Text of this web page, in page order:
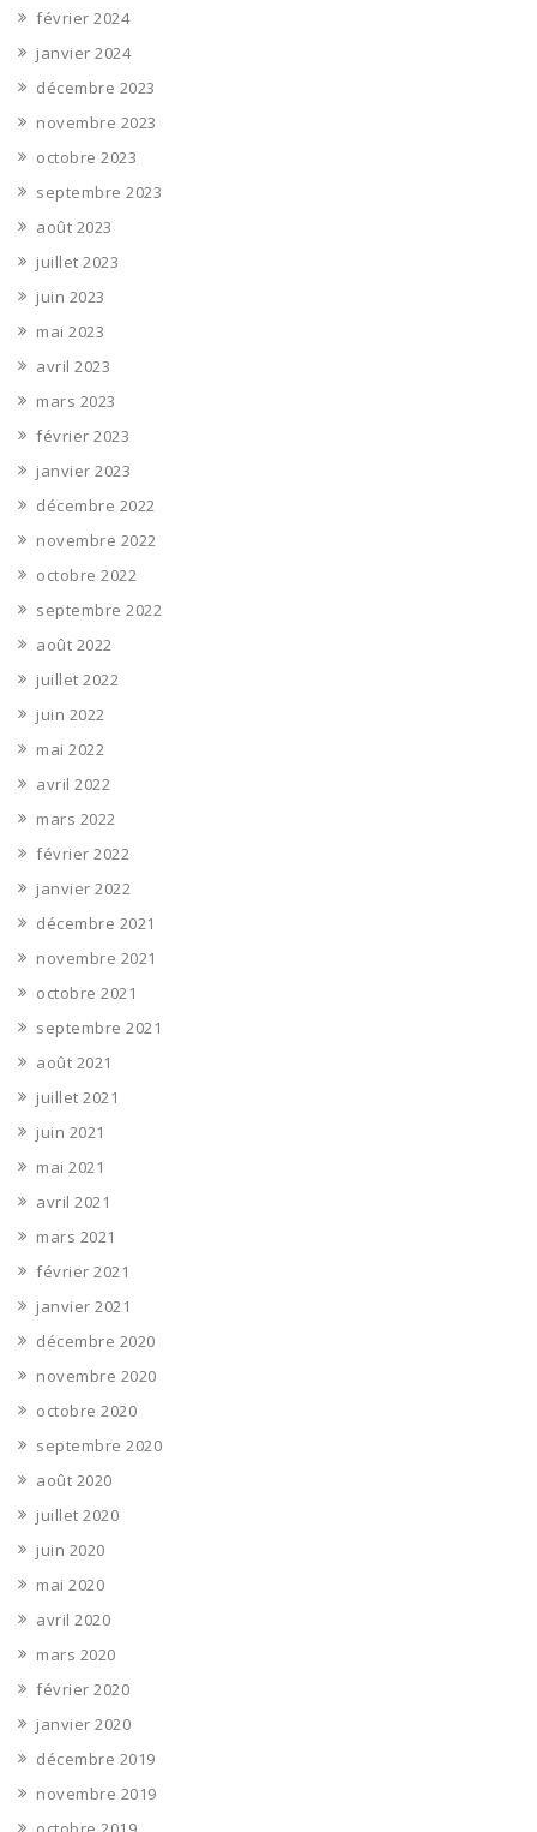
février 2024
janvier 2024
décembre 2023
novembre 2023
octobre 2023
septembre 2023
août 2023
juillet 2023
juin 2023
mai 2023
avril 2023
mars 2023
février 2023
janvier 2023
décembre 2022
novembre 2022
octobre 2022
septembre 2022
août 2022
juillet 2022
juin 2022
mai 2022
avril 2022
mars 2022
février 2022
janvier 2022
décembre 2021
novembre 2021
octobre 2021
septembre 2021
août 2021
juillet 2021
juin 2021
mai 2021
avril 2021
mars 2021
février 2021
janvier 2021
décembre 2020
novembre 2020
octobre 2020
septembre 2020
août 2020
juillet 2020
juin 2020
mai 2020
avril 2020
mars 2020
février 2020
janvier 2020
décembre 2019
novembre 2019